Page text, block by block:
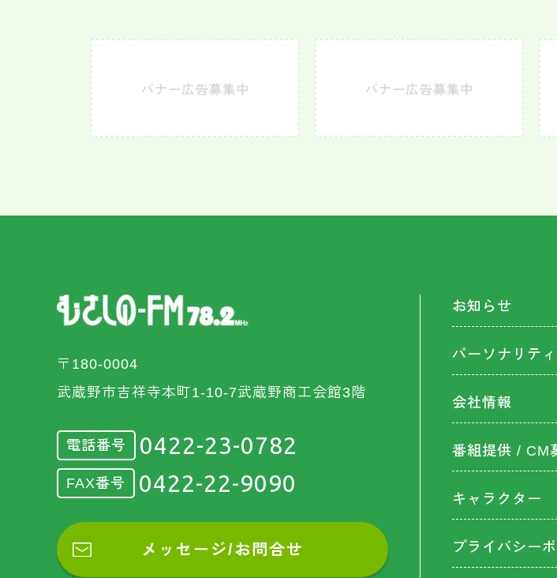
〒180-0004
武蔵野市吉祥寺本町1-10-7武蔵野商工会館3階
電話番号 0422-23-0782
FAX番号 0422-22-9090
メッセージ/お問合せ
お知らせ
パーソナリティ
会社情報
番組提供 / CM
キャラクター
プライバシー